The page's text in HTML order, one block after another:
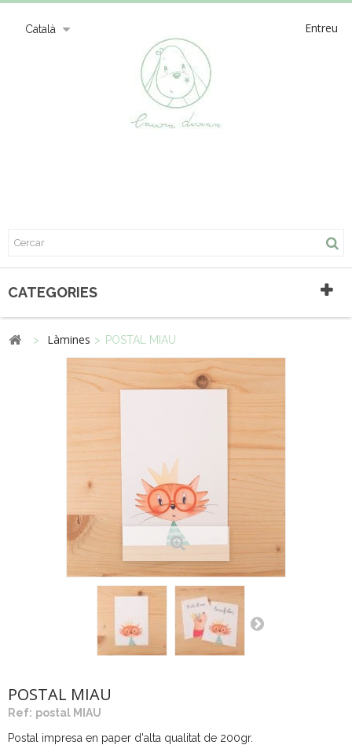
Català Entreu
CATEGORIES
> Làmines > POSTAL MIAU
POSTAL MIAU
Ref: postal MIAU
Postal impresa en paper d'alta qualitat de 200gr.